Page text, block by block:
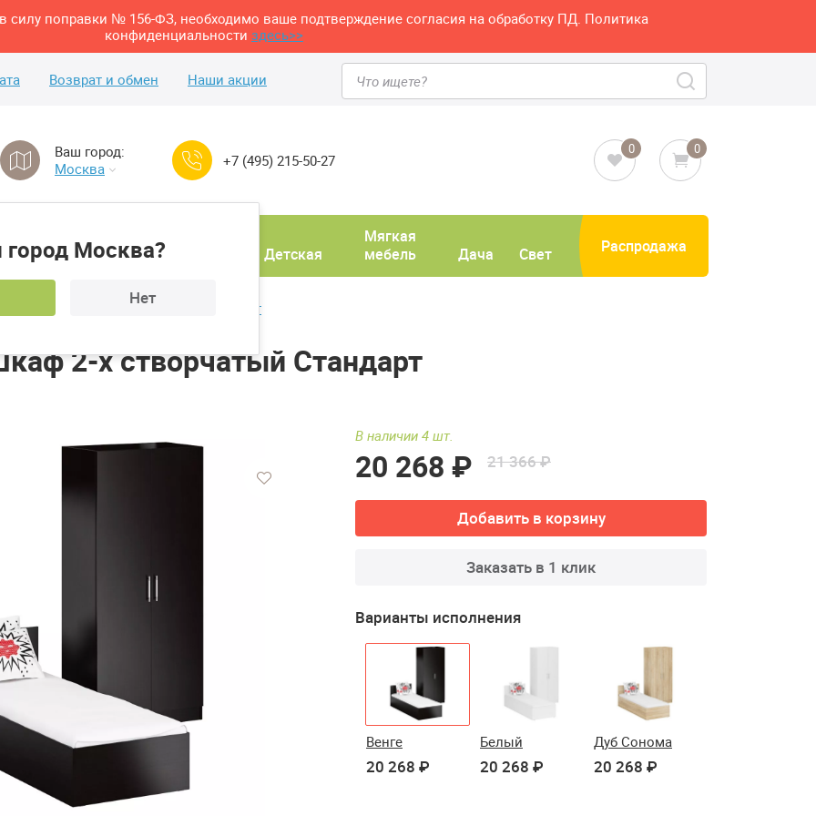
силу поправки № 156-ФЗ, необходимо ваше подтверждение согласия на обработку ПД. Политика
конфиденциальности здесь>>
Возврат и обмен Наши акции
Ваш город:
Москва
Москва?
Нет
+7 (495) 215-50-27
0 0
кабинет
Детская
Мягкая
мебель
Дача Свет Распродажа
0800 + Шкаф 2-х створчатый Стандарт
2-х створчатый Стандарт
В наличии 4 шт.
20 268 ₽ 21 366 ₽
Добавить в корзину
Заказать в 1 клик
Варианты исполнения
Венге
20 268 ₽
Белый
20 268 ₽
Дуб Сонома
20 268 ₽